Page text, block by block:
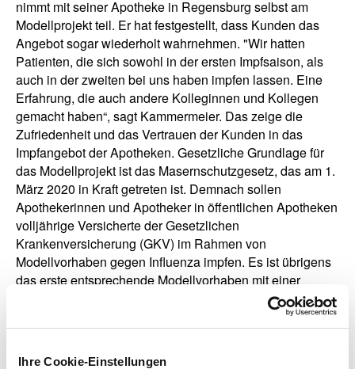
Ihre Cookie-Einstellungen
nimmt mit seiner Apotheke in Regensburg selbst am
Modellprojekt teil. Er hat festgestellt, dass Kunden das
Angebot sogar wiederholt wahrnehmen. "Wir hatten
Patienten, die sich sowohl in der ersten Impfsaison, als
auch in der zweiten bei uns haben impfen lassen. Eine
Erfahrung, die auch andere Kolleginnen und Kollegen
gemacht haben“, sagt Kammermeier. Das zeige die
Zufriedenheit und das Vertrauen der Kunden in das
Impfangebot der Apotheken. Gesetzliche Grundlage für
das Modellprojekt ist das Masernschutzgesetz, das am 1.
März 2020 in Kraft getreten ist. Demnach sollen
Apothekerinnen und Apotheker in öffentlichen Apotheken
volljährige Versicherte der Gesetzlichen
Krankenversicherung (GKV) im Rahmen von
Modellvorhaben gegen Influenza impfen. Es ist übrigens
das erste entsprechende Modellvorhaben mit einer
Krankenkasse in Bayern. Das Projekt läuft über einen
Zeitraum von insgesamt drei Jahren und wird nach
allgemein anerkannten wissenschaftlichen Standards
begleitet und ausgewertet.